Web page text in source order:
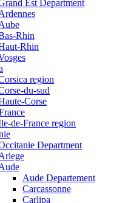
Est Department
Rhin
Rhin
region
du-sud
Corse
de-France region
Department
Aude Departement
Carcassonne
Carlipa